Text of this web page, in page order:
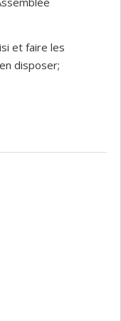
et faire les
disposer;